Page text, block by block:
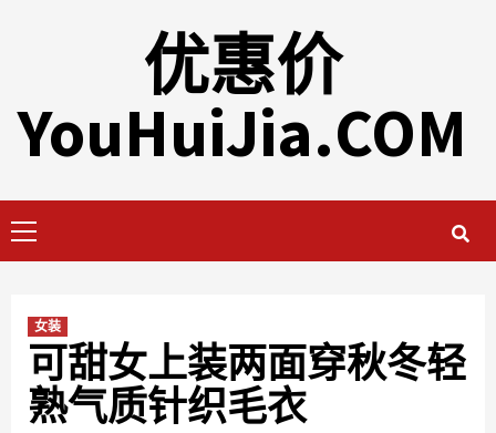
优惠价
YouHuiJia.COM
Menu
女装
可甜女上装两面穿秋冬轻
熟气质针织毛衣